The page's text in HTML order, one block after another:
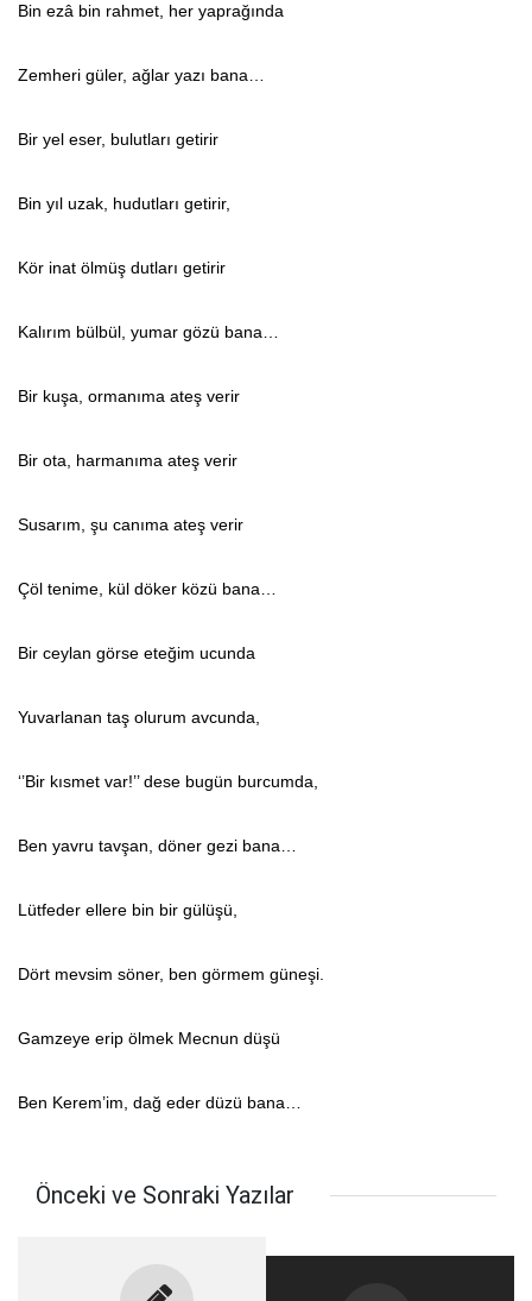
Bin ezâ bin rahmet, her yaprağında
Zemheri güler, ağlar yazı bana…
Bir yel eser, bulutları getirir
Bin yıl uzak, hudutları getirir,
Kör inat ölmüş dutları getirir
Kalırım bülbül, yumar gözü bana…
Bir kuşa, ormanıma ateş verir
Bir ota, harmanıma ateş verir
Susarım, şu canıma ateş verir
Çöl tenime, kül döker közü bana…
Bir ceylan görse eteğim ucunda
Yuvarlanan taş olurum avcunda,
‘’Bir kısmet var!’’ dese bugün burcumda,
Ben yavru tavşan, döner gezi bana…
Lütfeder ellere bin bir gülüşü,
Dört mevsim söner, ben görmem güneşi.
Gamzeye erip ölmek Mecnun düşü
Ben Kerem’im, dağ eder düzü bana…
Önceki ve Sonraki Yazılar